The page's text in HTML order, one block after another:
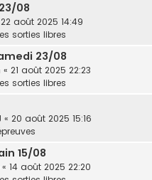
08
22 août 2025 14:49
sorties libres
23/08
« 21 août 2025 22:23
sorties libres
« 20 août 2025 15:16
15/08
« 14 août 2025 22:20